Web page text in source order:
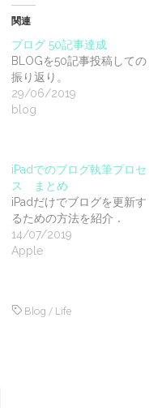
関連
ブログ 50記事達成
BLOGを50記事投稿しての
振り返り。
29/06/2019
blog
iPadでのブログ執筆プロセ
ス まとめ
iPadだけでブログを更新す
るための方法を紹介．
14/07/2019
Apple
Blog / Life